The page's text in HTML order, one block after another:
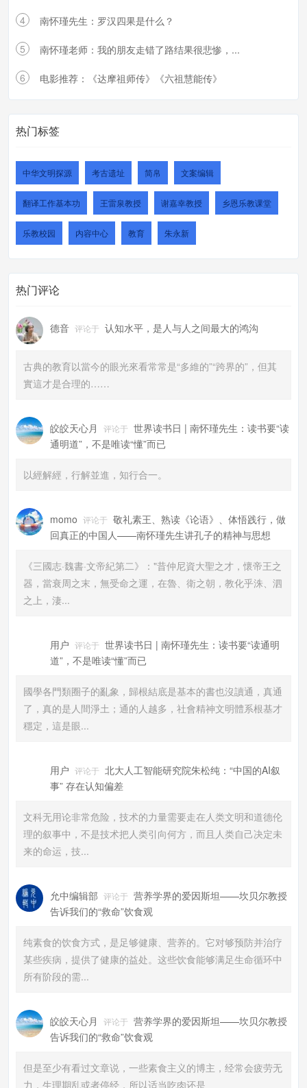
4 南怀瑾先生：罗汉四果是什么？
5 南怀瑾老师：我的朋友走错了路结果很悲惨，...
6 电影推荐：《达摩祖师传》《六祖慧能传》
热门标签
中华文明探源 考古遗址 简帛 文案编辑
翻译工作基本功 王雷泉教授 谢嘉幸教授 乡恩乐教课堂
乐教校园 内容中心 教育 朱永新
热门评论
德音 评论于 认知水平，是人与人之间最大的鸿沟
古典的教育以當今的眼光來看常常是“多維的”“跨界的”，但其
實這才是合理的……
皎皎天心月 评论于 世界读书日 | 南怀瑾先生：读书要“读
通明道”，不是唯读“懂”而已
以經解經，行解並進，知行合一。
momo 评论于 敬礼素王、熟读《论语》、体悟践行，做
回真正的中国人——南怀瑾先生讲孔子的精神与思想
《三國志·魏書·文帝紀第二》："昔仲尼資大聖之才，懷帝王之
器，當衰周之末，無受命之運，在魯、衛之朝，教化乎洙、泗
之上，淒...
用户 评论于 世界读书日 | 南怀瑾先生：读书要“读通明
道”，不是唯读“懂”而已
國學各門類圈子的亂象，歸根結底是基本的書也沒讀通，真通
了，真的是人間淨土；通的人越多，社會精神文明體系根基才
穩定，這是眼...
用户 评论于 北大人工智能研究院朱松纯：“中国的AI叙
事” 存在认知偏差
文科无用论非常危险，技术的力量需要走在人类文明和道德伦
理的叙事中，不是技术把人类引向何方，而且人类自己决定未
来的命运，技...
允中编辑部 评论于 营养学界的爱因斯坦——坎贝尔教授
告诉我们的“救命”饮食观
纯素食的饮食方式，是足够健康、营养的。它对够预防并治疗
某些疾病，提供了健康的益处。这些饮食能够满足生命循环中
所有阶段的需...
皎皎天心月 评论于 营养学界的爱因斯坦——坎贝尔教授
告诉我们的“救命”饮食观
但是至少有看过文章说，一些素食主义的博主，经常会疲劳无
力，生理期乱或者停经，所以适当吃肉还是